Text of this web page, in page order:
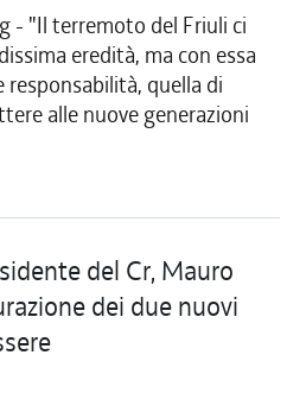
- "Il terremoto del Friuli ci
eredità, ma con essa
quella di
alle nuove generazioni